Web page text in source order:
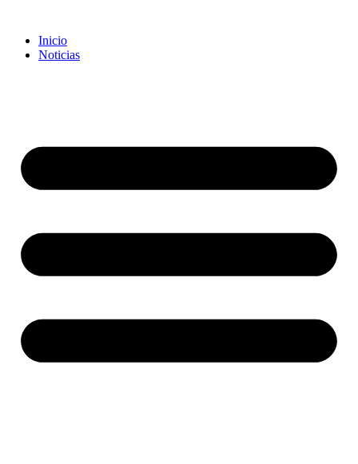
Inicio
Noticias